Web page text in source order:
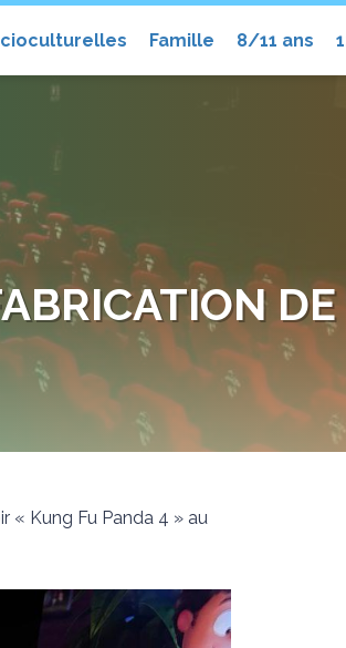
Famille 8/11 ans
« Kung Fu Panda 4 » au